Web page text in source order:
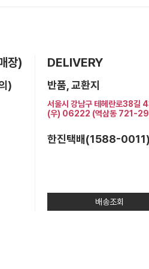
장)
)
DELIVERY
반품, 교환지
서울시 강남구 테헤란로38길
(우) 06222 (역삼동 721-
한진택배(1588-0011)
배송조회